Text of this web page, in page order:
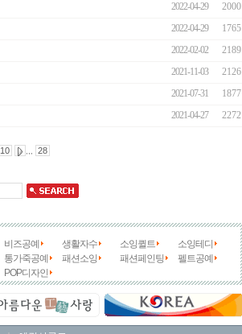
2022-04-29
2000
2022-04-29
1765
2022-02-02
2189
2021-11-03
2126
2021-07-31
1877
2021-04-27 2272
10 28
비즈공예 생활자수 소잉퀼트
소잉테디
통가죽공예 패션소잉 패션페인팅
펠트공예
POP디자인